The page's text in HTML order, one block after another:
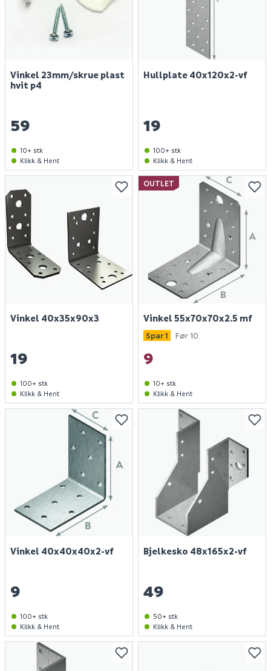
Vinkel 23mm/skrue plast
hvit p4
59
10+ stk
Klikk & Hent
Hullplate 40x120x2-vf
19
100+ stk
Klikk & Hent
Vinkel 40x35x90x3
19
100+ stk
Klikk & Hent
OUTLET
Vinkel 55x70x70x2.5 mf
9
Spar 1 Før 10
10+ stk
Klikk & Hent
Vinkel 40x40x40x2-vf
9
100+ stk
Klikk & Hent
Bjelkesko 48x165x2-vf
49
50+ stk
Klikk & Hent